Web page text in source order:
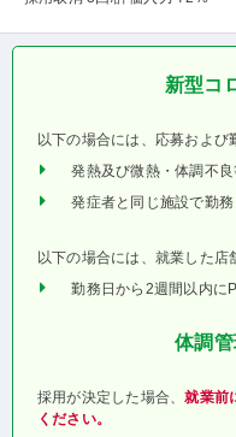
新型コ
以下の場合には、応募および
発熱及び微熱・体調不
発症者と同じ施設で勤
以下の場合には、就業した店
勤務日から2週間以内に
体調
採用が決定した場合、就業前
ください。